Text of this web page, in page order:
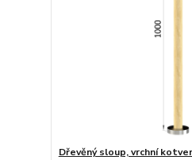
Dřevěný sloup, vrchní